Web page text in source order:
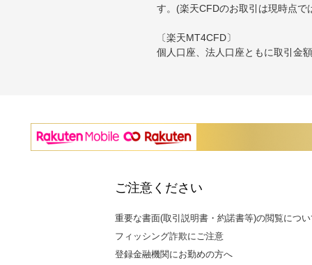
す。(楽天CFDのお取引は現時点で
〔楽天MT4CFD〕
個人口座、法人口座ともに取引金
ご注意ください
重要な書面(取引説明書・約諾書等)の閲覧につ
フィッシング詐欺にご注意
登録金融機関にお勤めの方へ